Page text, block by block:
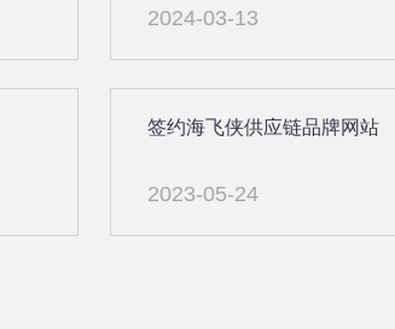
2024-03-13
签约海飞侠供应链品牌网站
2023-05-24